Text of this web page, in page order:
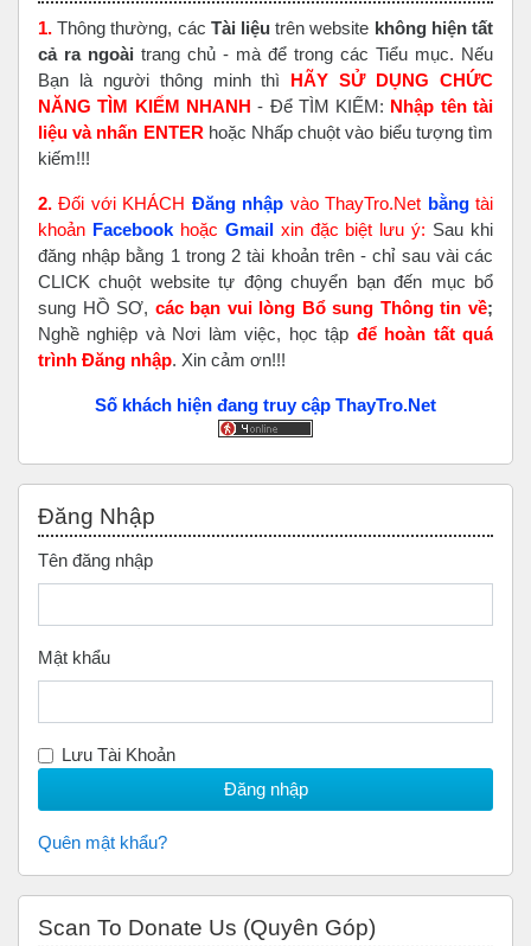
1. Thông thường, các Tài liệu trên website không hiện tất
cả ra ngoài trang chủ - mà để trong các Tiểu mục. Nếu
Bạn là người thông minh thì HÃY SỬ DỤNG CHỨC
NĂNG TÌM KIẾM NHANH - Để TÌM KIẾM: Nhập tên tài
liệu và nhấn ENTER hoặc Nhấp chuột vào biểu tượng tìm
kiếm!!!
2. Đối với KHÁCH Đăng nhập vào ThayTro.Net bằngtài
khoản Facebook hoặc Gmailxin đặc biệt lưu ý: Sau khi
đăng nhập bằng 1 trong 2 tài khoản trên - chỉ sau vài các
CLICK chuột website tự động chuyển bạn đến mục bổ
sung HỒ SƠ, các bạn vui lòng Bổ sung Thông tin về;
Nghề nghiệp và Nơi làm việc, học tập để hoàn tấtquá
trình Đăng nhập. Xin cảm ơn!!!
Số khách hiện đang truy cập ThayTro.Net
Đăng Nhập
Tên đăng nhập
Mật khẩu
Lưu Tài Khoản
Quên mật khẩu?
Scan To Donate Us (Quyên Góp)